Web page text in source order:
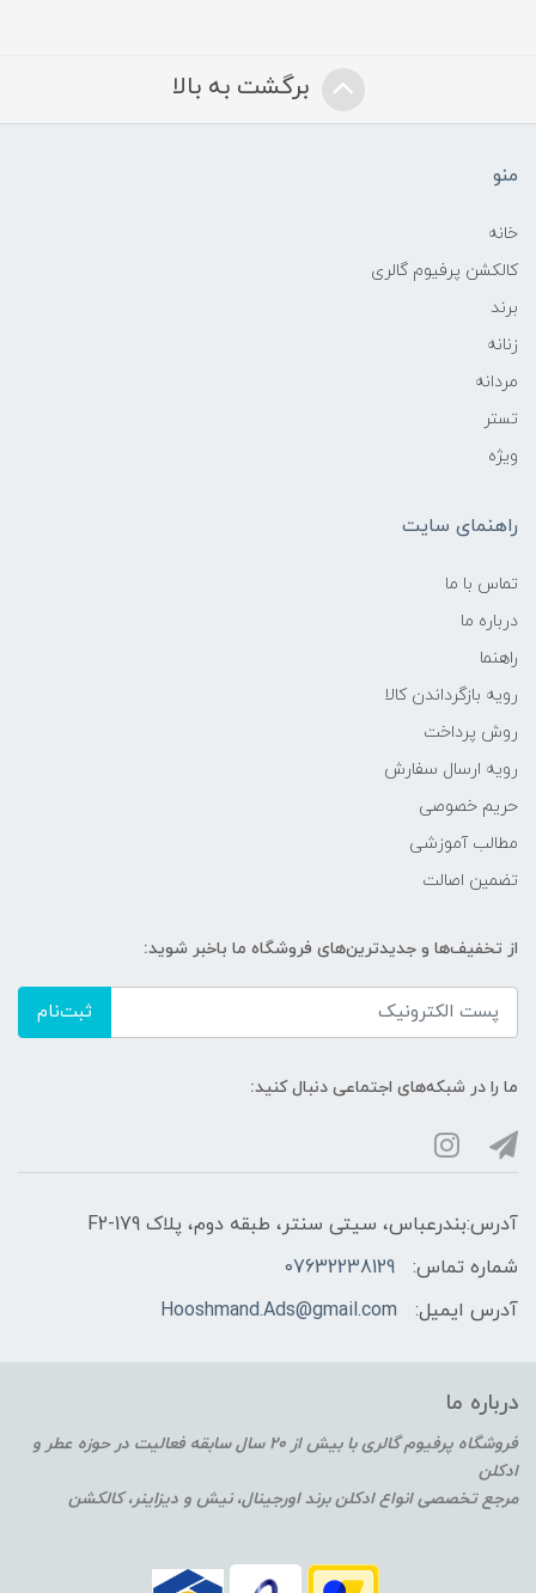
برگشت به بالا
منو
خانه
کالکشن پرفیوم گالری
برند
زنانه
مردانه
تستر
ویژه
راهنمای سایت
تماس با ما
درباره ما
راهنما
رویه‌ بازگرداندن کالا
روش پرداخت
رویه ارسال سفارش
حریم خصوصی
مطالب آموزشی
تضمین اصالت
از تخفیف‌ها و جدیدترین‌های فروشگاه ما باخبر شوید:
ثبت‌نام
ما را در شبکه‌های اجتماعی دنبال کنید:
آدرس:بندرعباس، سیتی سنتر، طبقه دوم، پلاک F2-179
شماره تماس:
07632238129
آدرس ایمیل:
Hooshmand.Ads@gmail.com
درباره ما
فروشگاه پرفیوم گالری با بیش از 20 سال سابقه فعالیت در حوزه عطر و
ادکلن
مرجع تخصصی انواع ادکلن برند اورجینال، نیش و دیزاینر، کالکشن